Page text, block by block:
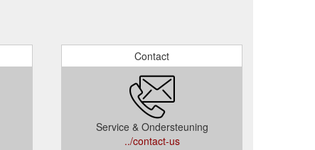
Contact
Service & Ondersteuning
../contact-us